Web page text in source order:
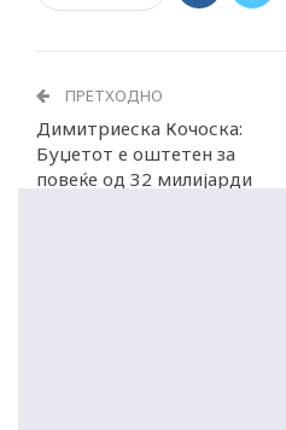
ПРЕТХОДНО
Димитриеска Кочоска:
Буџетот е оштетен за
повеќе од 32 милијарди